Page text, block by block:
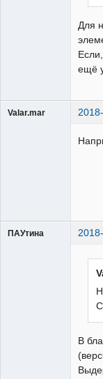
Для
ещё
Valar.mar
ПАУтина
В